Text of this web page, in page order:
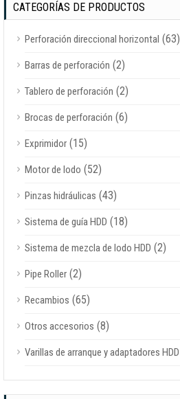
CATEGORÍAS DE PRODUCTOS
Perforación direccional horizontal (63)
Barras de perforación (2)
Tablero de perforación (2)
Brocas de perforación (6)
Exprimidor (15)
Motor de lodo (52)
Pinzas hidráulicas (43)
Sistema de guía HDD (18)
Sistema de mezcla de lodo HDD (2)
Pipe Roller (2)
Recambios (65)
Otros accesorios (8)
Varillas de arranque y adaptadores HDD